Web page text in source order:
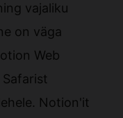
vajaliku
on väga
Web
Notion'it